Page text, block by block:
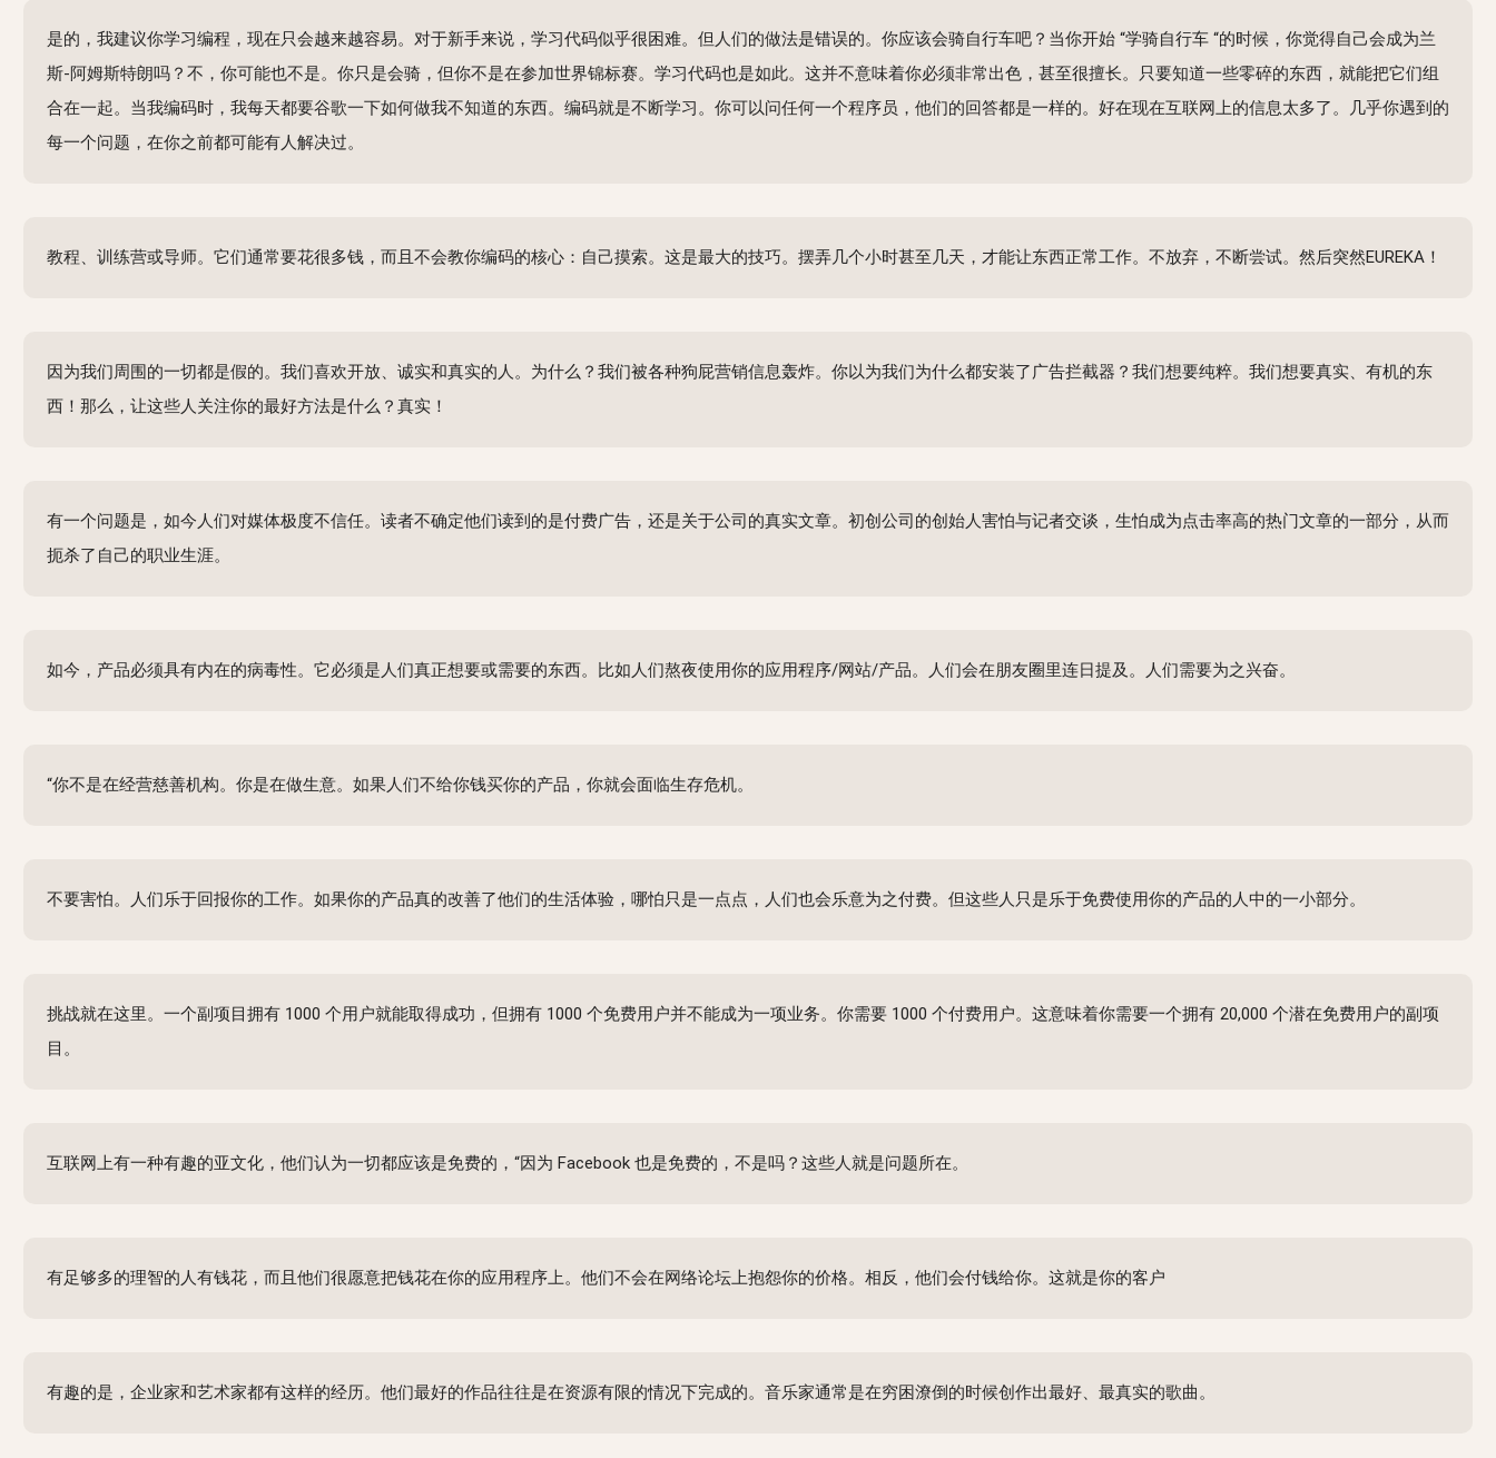
是的，我建议你学习编程，现在只会越来越容易。对于新手来说，学习代码似乎很困难。但人们的做法是错误的。你应该会骑自行车吧？当你开始 “学骑自行车 “的时候，你觉得自己会成为兰
斯-阿姆斯特朗吗？不，你可能也不是。你只是会骑，但你不是在参加世界锦标赛。学习代码也是如此。这并不意味着你必须非常出色，甚至很擅长。只要知道一些零碎的东西，就能把它们组
合在一起。当我编码时，我每天都要谷歌一下如何做我不知道的东西。编码就是不断学习。你可以问任何一个程序员，他们的回答都是一样的。好在现在互联网上的信息太多了。几乎你遇到的
每一个问题，在你之前都可能有人解决过。
教程、训练营或导师。它们通常要花很多钱，而且不会教你编码的核心：自己摸索。这是最大的技巧。摆弄几个小时甚至几天，才能让东西正常工作。不放弃，不断尝试。然后突然EUREKA！
因为我们周围的一切都是假的。我们喜欢开放、诚实和真实的人。为什么？我们被各种狗屁营销信息轰炸。你以为我们为什么都安装了广告拦截器？我们想要纯粹。我们想要真实、有机的东
西！那么，让这些人关注你的最好方法是什么？真实！
有一个问题是，如今人们对媒体极度不信任。读者不确定他们读到的是付费广告，还是关于公司的真实文章。初创公司的创始人害怕与记者交谈，生怕成为点击率高的热门文章的一部分，从而
扼杀了自己的职业生涯。
如今，产品必须具有内在的病毒性。它必须是人们真正想要或需要的东西。比如人们熬夜使用你的应用程序/网站/产品。人们会在朋友圈里连日提及。人们需要为之兴奋。
“你不是在经营慈善机构。你是在做生意。如果人们不给你钱买你的产品，你就会面临生存危机。
不要害怕。人们乐于回报你的工作。如果你的产品真的改善了他们的生活体验，哪怕只是一点点，人们也会乐意为之付费。但这些人只是乐于免费使用你的产品的人中的一小部分。
挑战就在这里。一个副项目拥有 1000 个用户就能取得成功，但拥有 1000 个免费用户并不能成为一项业务。你需要 1000 个付费用户。这意味着你需要一个拥有 20,000 个潜在免费用户的副项
目。
互联网上有一种有趣的亚文化，他们认为一切都应该是免费的，“因为 Facebook 也是免费的，不是吗？这些人就是问题所在。
有足够多的理智的人有钱花，而且他们很愿意把钱花在你的应用程序上。他们不会在网络论坛上抱怨你的价格。相反，他们会付钱给你。这就是你的客户
有趣的是，企业家和艺术家都有这样的经历。他们最好的作品往往是在资源有限的情况下完成的。音乐家通常是在穷困潦倒的时候创作出最好、最真实的歌曲。